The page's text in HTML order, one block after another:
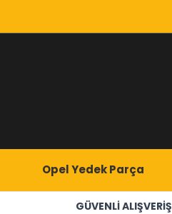
Opel Yedek Parça
GÜVENLİ ALIŞVERİŞ